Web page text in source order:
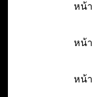
หน้
หน้
หน้